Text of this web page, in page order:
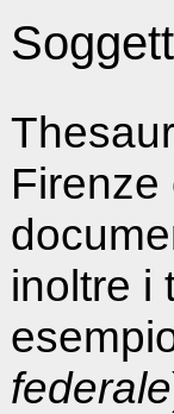
inoltre i
federale